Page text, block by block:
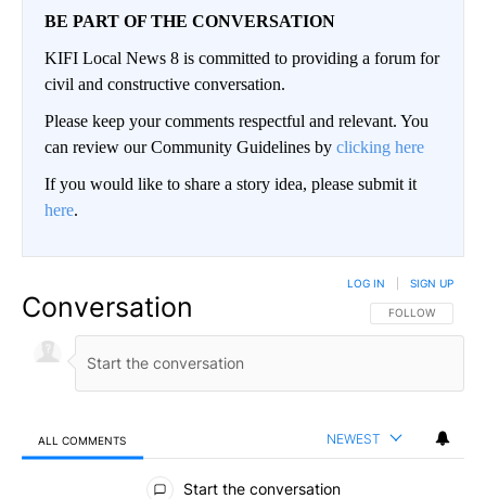
BE PART OF THE CONVERSATION
KIFI Local News 8 is committed to providing a forum for
civil and constructive conversation.
Please keep your comments respectful and relevant. You
can review our Community Guidelines by clicking here
If you would like to share a story idea, please submit it
here.
Conversation FOLLOW THIS
FOLLOW
LOG IN SIGN UP
ALL COMMENTS NEWEST
All Comments
Start the conversation